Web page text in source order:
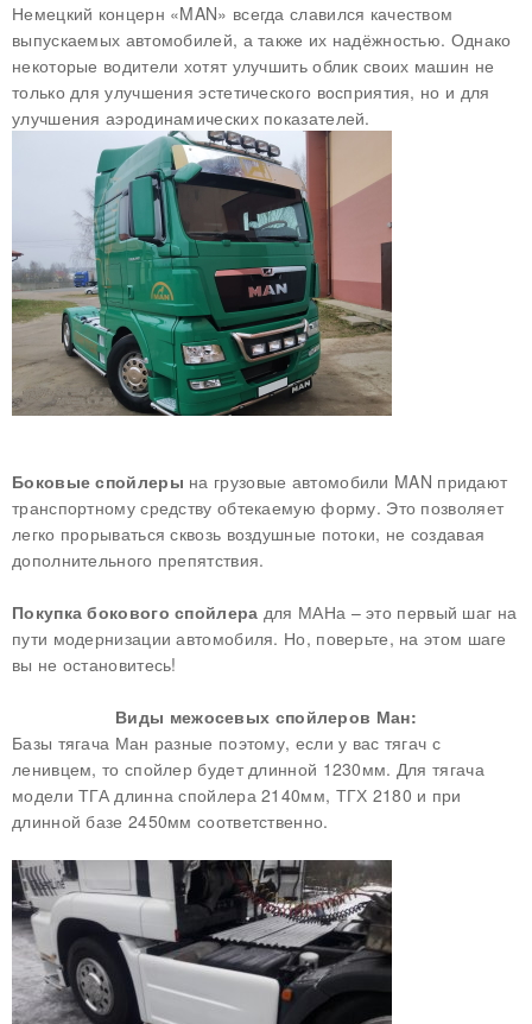
Немецкий концерн «MAN» всегда славился качеством
выпускаемых автомобилей, а также их надёжностью. Однако
некоторые водители хотят улучшить облик своих машин не
только для улучшения эстетического восприятия, но и для
улучшения аэродинамических показателей.
Боковые спойлеры на грузовые автомобили MAN придают
транспортному средству обтекаемую форму. Это позволяет
легко прорываться сквозь воздушные потоки, не создавая
дополнительного препятствия.
Покупка бокового спойлера для МАНа – это первый шаг на
пути модернизации автомобиля. Но, поверьте, на этом шаге
вы не остановитесь!
Виды межосевых спойлеров Ман:
Базы тягача Ман разные поэтому, если у вас тягач с
ленивцем, то спойлер будет длинной 1230мм. Для тягача
модели ТГА длинна спойлера 2140мм, ТГХ 2180 и при
длинной базе 2450мм соответственно.